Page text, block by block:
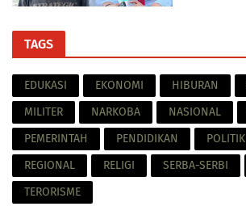
TAGS
EDUKASI EKONOMI HIBURAN
MILITER
NARKOBA NASIONAL
PEMERINTAH
PENDIDIKAN POLITIK
REGIONAL
RELIGI SERBA-SERBI
TERORISME